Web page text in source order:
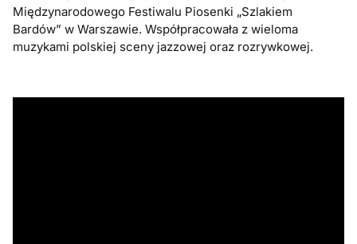
Międzynarodowego Festiwalu Piosenki „Szlakiem
Bardów” w Warszawie. Współpracowała z wieloma
muzykami polskiej sceny jazzowej oraz rozrywkowej.